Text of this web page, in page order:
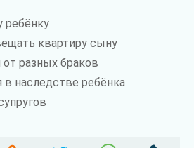
ребёнку
квартиру сыну
разных браков
в наследстве ребёнка